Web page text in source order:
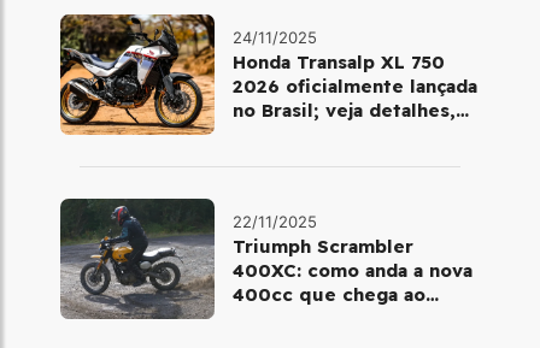
24/11/2025
Honda Transalp XL 750
2026 oficialmente lançada
no Brasil; veja detalhes,
22/11/2025
Triumph Scrambler
400XC: como anda a nova
400cc que chega ao